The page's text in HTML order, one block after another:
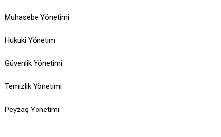
Muhasebe Yönetimi
Hukuki Yönetim
Güvenlik Yönetimi
Temizlik Yönetimi
Peyzaş Yönetimi